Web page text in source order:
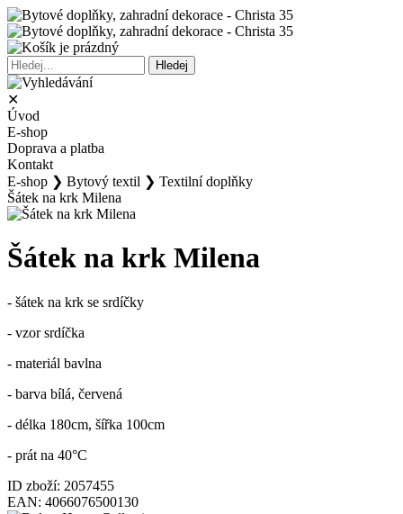
✕
Úvod
E-shop
Doprava a platba
Kontakt
E-shop ❯ Bytový textil ❯ Textilní doplňky
Šátek na krk Milena
Šátek na krk Milena
- šátek na krk se srdíčky
- vzor srdíčka
- materiál bavlna
- barva bílá, červená
- délka 180cm, šířka 100cm
- prát na 40°C
ID zboží: 2057455
EAN: 4066076500130